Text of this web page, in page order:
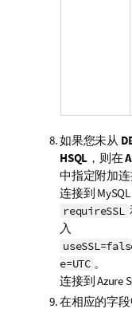
如果您未从
HSQL ，则在
中指定附加连
连接到
requireSSL
入
e=UTC 。
连接到 Azure
在相应的字段